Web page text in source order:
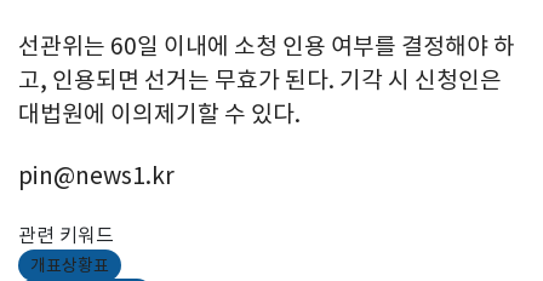
선관위는 60일 이내에 소청 인용 여부를 결정해야 하
고, 인용되면 선거는 무효가 된다. 기각 시 신청인은
대법원에 이의제기할 수 있다.
pin@news1.kr
관련 키워드
개표상황표